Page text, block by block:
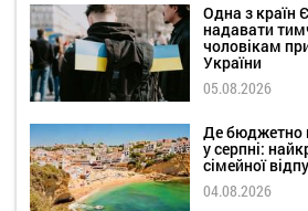
Одна з країн
надавати
чоловікам
України
05.08.2026
Де бюджетно
у серпні:
сімейної
04.08.2026